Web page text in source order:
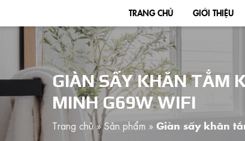
TRANG CHỦ GIỚI THIỆU
GIÀN SẤY KHĂN TẮM
MINH G69W WIFI
Trang chủ»Sản phẩm » Giàn sấy khăn